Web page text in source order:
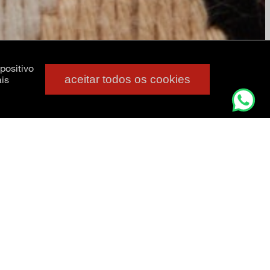
aceitar todos os cookies